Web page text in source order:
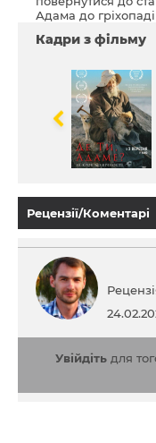
Адама до
Кадри з фільму
Рецензії/Коментарі
Увійдітьдля